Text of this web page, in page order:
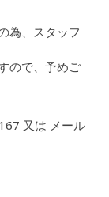
為、スタッフ
ので、予めご
又は メール